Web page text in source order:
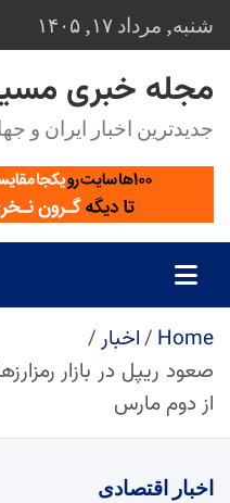
Skip
to
content
شنبه, مرداد ۱۷, ۱۴۰۵
مجله خبری
جدیدترین اخبار ایران و
Home
اخبار
صعود ریپل در بازار
از دوم مارس
اخبار اقتصادی